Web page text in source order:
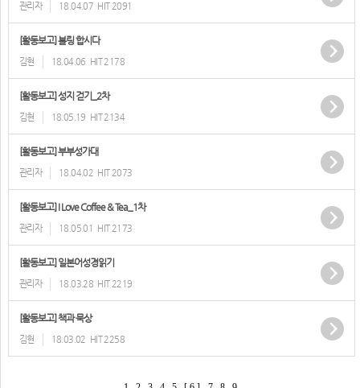
관리자 18.04.07 HIT 2091
[활동보고] 볼링 합시다
김현 18.04.06 HIT 2178
[활동보고] 성지 걷기_2차
김현 18.05.19 HIT 2134
[활동보고] 부부성가대
관리자 18.04.02 HIT 2073
[활동보고] I Love Coffee & Tea_1차
관리자 18.05.01 HIT 2173
[활동보고] 일본어성경읽기
관리자 18.03.28 HIT 2219
[활동보고] 책과 묵상
김현 18.03.02 HIT 2258